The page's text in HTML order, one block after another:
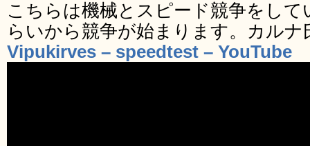
こちらは機械とスピード競争をし
らいから競争が始まります。カル
Vipukirves – speedtest – YouTube